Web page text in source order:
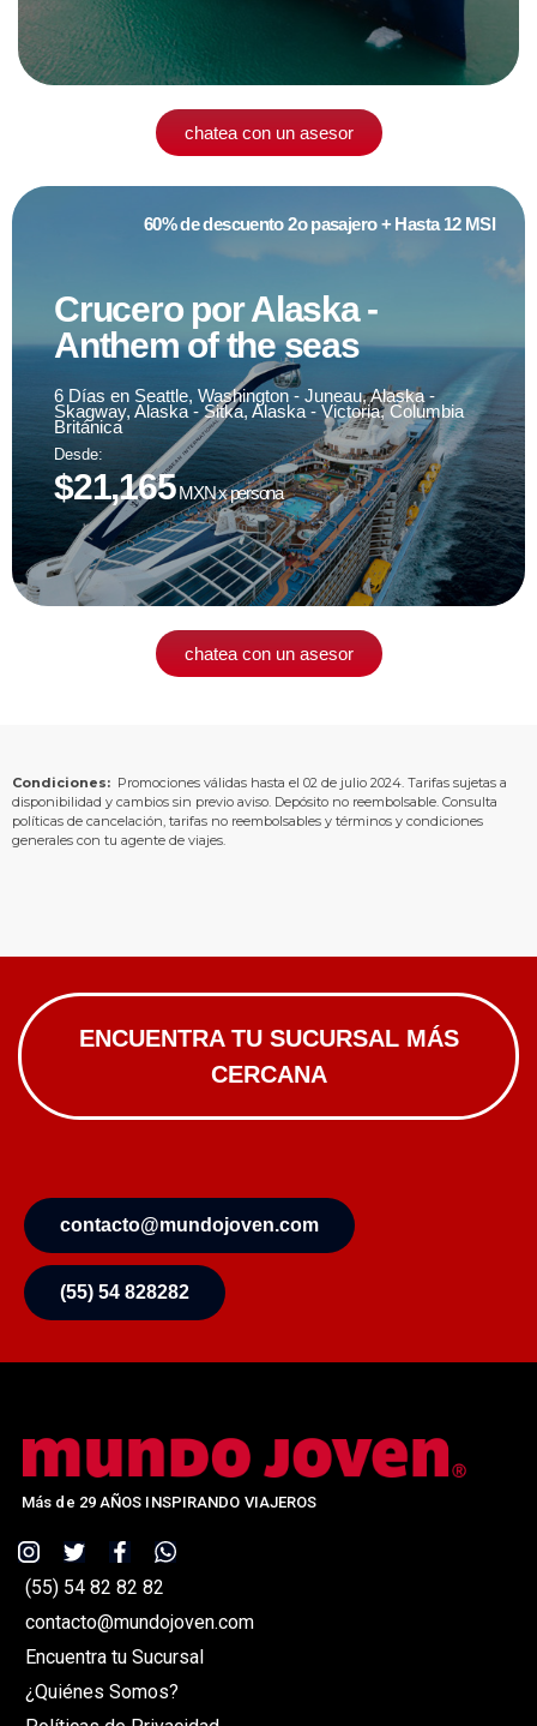
chatea con un asesor
Crucero por Alaska -
Anthem of the seas
60% de descuento 2o pasajero + Hasta 12 MSI
6 Días en Seattle, Washington - Juneau, Alaska -
Skagway, Alaska - Sitka, Alaska - Victoria, Columbia
Británica
Desde:
$21,165MXN x persona
Fecha de viaje
09 de mayo '25
sujeto a disponibilidad
chatea con un asesor
Condiciones: Promociones válidas hasta el 02 de julio 2024. Tarifas sujetas a
disponibilidad y cambios sin previo aviso. Depósito no reembolsable. Consulta
políticas de cancelación, tarifas no reembolsables y términos y condiciones
generales con tu agente de viajes.
ENCUENTRA TU SUCURSAL MÁS
CERCANA
contacto@mundojoven.com
(55) 54 828282
Más de 29 AÑOS INSPIRANDO VIAJEROS
(55) 54 82 82 82
contacto@mundojoven.com
Encuentra tu Sucursal
¿Quiénes Somos?